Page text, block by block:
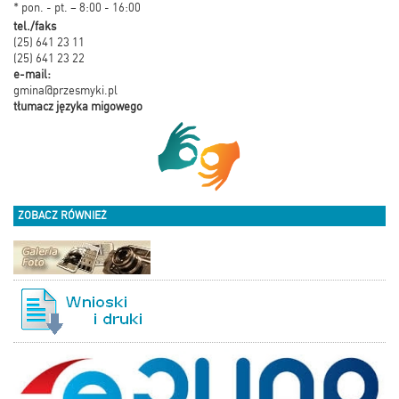
* pon. - pt. – 8:00 - 16:00
tel./faks
(25) 641 23 11
(25) 641 23 22
e-mail:
gmina@przesmyki.pl
tłumacz języka migowego
ZOBACZ RÓWNIEŻ